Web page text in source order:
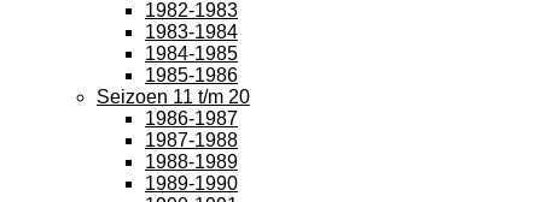
1982-1983
1983-1984
1984-1985
1985-1986
Seizoen 11 t/m 20
1986-1987
1987-1988
1988-1989
1989-1990